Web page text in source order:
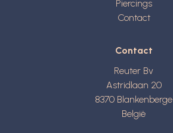
Piercings
Contact
Contact
Reuter Bv
Astridlaan 20
8370 Blankenberge
België